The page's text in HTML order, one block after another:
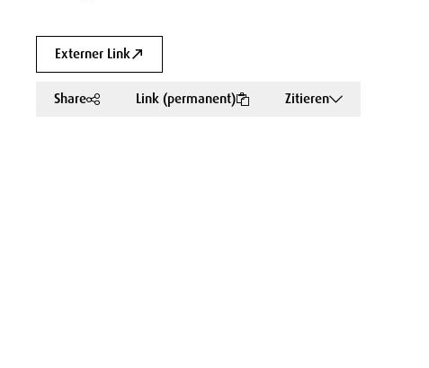
Externer Link
Share Link (permanent) Zitieren